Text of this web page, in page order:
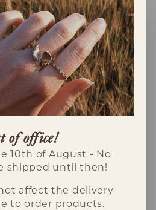
silver med 4st 3.5mm
efter beställning.
of office!
10th of August - No
shipped until then!
affect the delivery
to order products.